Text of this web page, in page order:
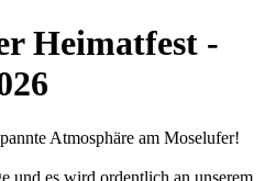
Heimatfest -
Atmosphäre am Moselufer!
und es wird ordentlich an unserem